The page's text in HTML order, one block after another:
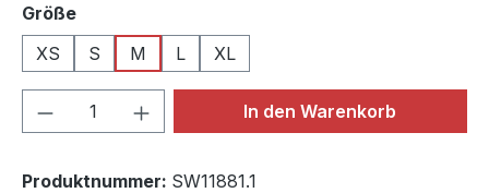
Größeauswählen
XS
S M L XL
Produkt Anzahl: Gib denIn den Warenkorb
Produktnummer: SW11881.1